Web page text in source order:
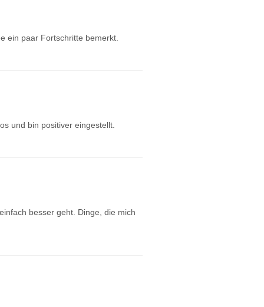
ein paar Fortschritte bemerkt.
und bin positiver eingestellt.
besser geht. Dinge, die mich